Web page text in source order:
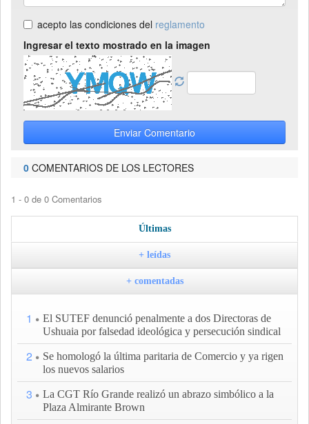
acepto las condiciones del reglamento
Ingresar el texto mostrado en la imagen
Enviar Comentario
0 COMENTARIOS DE LOS LECTORES
1 - 0 de 0 Comentarios
Últimas
+ leídas
+ comentadas
1
El SUTEF denunció penalmente a dos Directoras de
Ushuaia por falsedad ideológica y persecución sindical
2
Se homologó la última paritaria de Comercio y ya rigen
los nuevos salarios
3
La CGT Río Grande realizó un abrazo simbólico a la
Plaza Almirante Brown